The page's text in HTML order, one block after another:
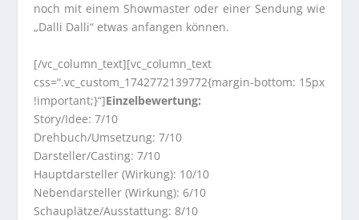
noch mit einem Showmaster oder einer Sendung wie
„Dalli Dalli“ etwas anfangen können.
[/vc_column_text][vc_column_text
css=“.vc_custom_1742772139772{margin-bottom: 15px
!important;}“]Einzelbewertung:
Story/Idee: 7/10
Drehbuch/Umsetzung: 7/10
Darsteller/Casting: 7/10
Hauptdarsteller (Wirkung): 10/10
Nebendarsteller (Wirkung): 6/10
Schauplätze/Ausstattung: 8/10